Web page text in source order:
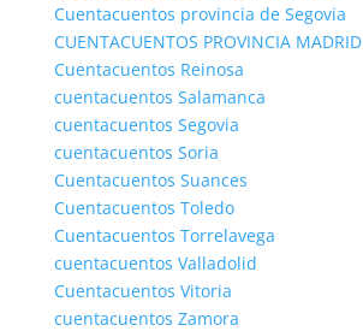
Cuentacuentos provincia de Segovia
CUENTACUENTOS PROVINCIA MADRID
Cuentacuentos Reinosa
cuentacuentos Salamanca
cuentacuentos Segovia
cuentacuentos Soria
Cuentacuentos Suances
Cuentacuentos Toledo
Cuentacuentos Torrelavega
cuentacuentos Valladolid
Cuentacuentos Vitoria
cuentacuentos Zamora